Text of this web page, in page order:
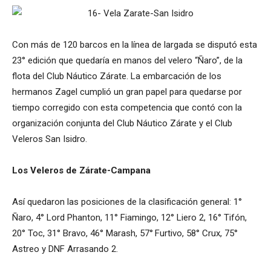
Con más de 120 barcos en la línea de largada se disputó esta
23° edición que quedaría en manos del velero “Ñaro”, de la
flota del Club Náutico Zárate. La embarcación de los
hermanos Zagel cumplió un gran papel para quedarse por
tiempo corregido con esta competencia que contó con la
organización conjunta del Club Náutico Zárate y el Club
Veleros San Isidro.
Los Veleros de Zárate-Campana
Así quedaron las posiciones de la clasificación general: 1°
Ñaro, 4° Lord Phanton, 11° Fiamingo, 12° Liero 2, 16° Tifón,
20° Toc, 31° Bravo, 46° Marash, 57° Furtivo, 58° Crux, 75°
Astreo y DNF Arrasando 2.